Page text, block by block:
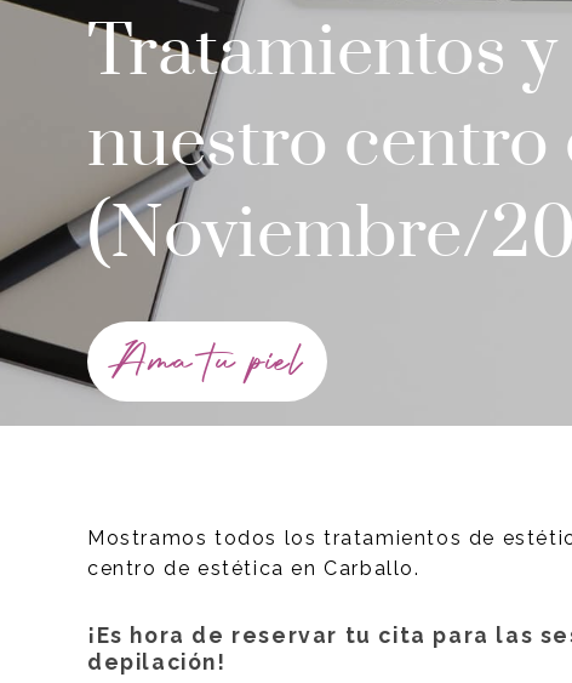
Tratamientos
nuestro centro
(Noviembre/
Ama tu piel
Mostramos todos los tratamientos de
centro de estética en Carballo.
¡Es hora de reservar tu cita para las
depilación!